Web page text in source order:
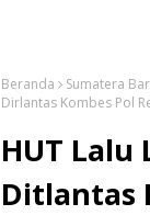
Beranda Sumatera
Dirlantas Kombes Pol
HUT Lalu
Ditlantas